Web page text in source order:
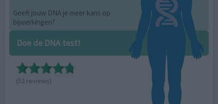
Geeft jouw DNA je meer kans op
bijwerkingen?
Doe de DNA test!
(52 reviews)